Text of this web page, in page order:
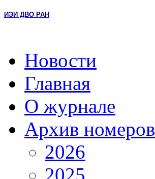
ИЭИ ДВО РАН
Новости
Главная
О журнале
Архив номеров
2026